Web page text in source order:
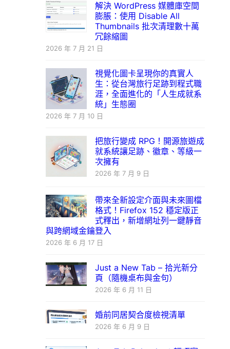
解決 WordPress 媒體庫空間
膨脹：使用 Disable All
Thumbnails 批次清理數十萬
冗餘縮圖
2026 年 7 月 21 日
視覺化圖卡呈現你的真實人
生：從台灣旅行足跡到程式職
涯，全面進化的「人生成就系
統」生態圈
2026 年 7 月 10 日
把旅行變成 RPG！開源旅遊成
就系統讓足跡、徽章、等級一
次擁有
2026 年 7 月 9 日
帶來全新設定介面與未來圖檔
格式！Firefox 152 穩定版正
式釋出，新增網址列一鍵靜音
與跨網域金鑰登入
2026 年 6 月 17 日
Just a New Tab – 拾光新分
頁（隨機桌布與金句）
2026 年 6 月 11 日
婚前同居契合度檢視清單
2026 年 6 月 9 日